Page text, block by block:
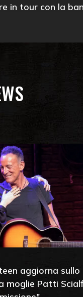
in tour con la
aggiorna
moglie Patti